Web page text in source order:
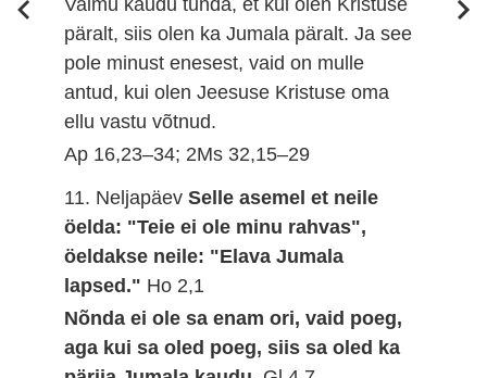
päralt, siis olen ka Jumala päralt. Ja see
pole minust enesest, vaid on mulle
antud, kui olen Jeesuse Kristuse oma
ellu vastu võtnud.
Ap 16,23–34; 2Ms 32,15–29
11. NeljapäevSelle asemel et neile
öelda: "Teie ei ole minu rahvas",
öeldakse neile: "Elava Jumala
lapsed." Ho 2,1
Nõnda ei ole sa enam ori, vaid poeg,
aga kui sa oled poeg, siis sa oled ka